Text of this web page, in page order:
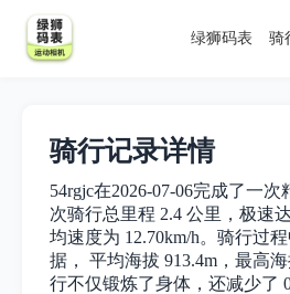
骑
绿狮码表
骑行记录详情
54rgjc在2026-07-06完成了一
次骑行总里程 2.4 公里，极速
均速度为 12.70km/h。骑行过
据， 平均海拔 913.4m，最高
行不仅锻炼了身体，还减少了